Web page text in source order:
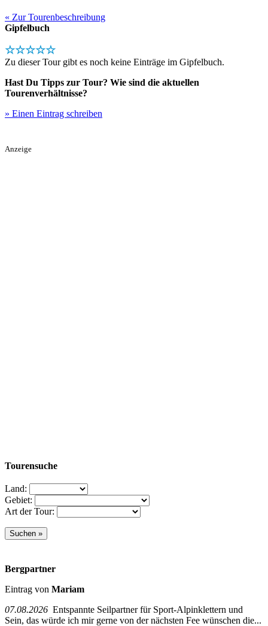
« Zur Tourenbeschreibung
Gipfelbuch
☆☆☆☆☆
Zu dieser Tour gibt es noch keine Einträge im Gipfelbuch.
Hast Du Tipps zur Tour? Wie sind die aktuellen
Tourenverhältnisse?
» Einen Eintrag schreiben
Anzeige
Tourensuche
Land:
Gebiet:
Art der Tour:
Bergpartner
Eintrag von Mariam
07.08.2026 Entspannte Seilpartner für Sport-Alpinklettern und
Sein, das würde ich mir gerne von der nächsten Fee wünschen die...